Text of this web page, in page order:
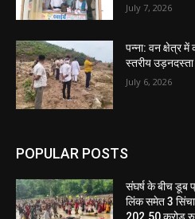
July 7, 2026
पन्ना: वन क्षेत्र
स्तरीय उड़नदस्ता
July 6, 2026
POPULAR POSTS
संघर्ष के बीच डूब
लिंक समेत 3
202.50 करोड़